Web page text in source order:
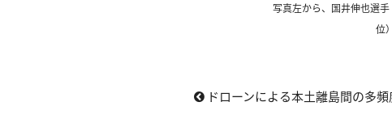
写真左から、国井伸也選
位
ドローンによる本土離島間の多